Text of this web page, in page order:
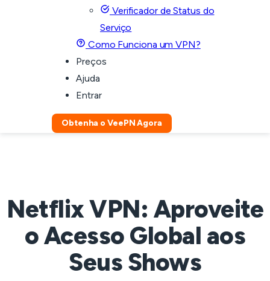
Verificador de Status do
Serviço
Como Funciona um VPN?
Preços
Ajuda
Entrar
Obtenha o VeePN Agora
Netflix VPN: Aproveite
o Acesso Global aos
Seus Shows